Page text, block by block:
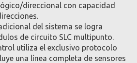
direccional con capacidad
del sistema se logra
de circuito SLC multipunto.
utiliza el exclusivo protocolo
una línea completa de sensores